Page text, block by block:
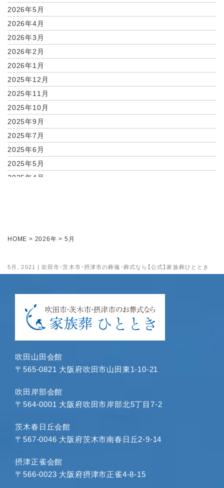
5月, 2021 | 吹田市・茨木市・摂津市の葬儀・葬式なら【公式】家族葬ひととき
2026年5月
2026年4月
2026年3月
2026年2月
2026年1月
2025年12月
2025年11月
2025年10月
2025年9月
2025年7月
2025年6月
2025年5月
2025年4月
2024年7月
2024年5月
2024年4月
2024年3月
2023年12月
2023年11月
2023年10月
2023年9月
2023年7月
2023年6月
2023年5月
2023年4月
HOME > 2026年 >5月
吹田山田会館
〒565-0821 大阪府吹田市山田東1-10-21
吹田岸部会館
〒564-0001 大阪府吹田市岸部北5丁目7-2
茨木春日丘会館
〒567-0046 大阪府茨木市南春日丘2-9-14
摂津正雀会館
〒566-0023 大阪府摂津市正雀4-8-15